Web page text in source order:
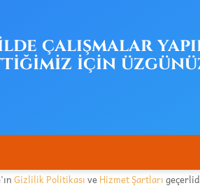
çalışmalar
için
Gizlilik PolitikasıveHizmet Şartları